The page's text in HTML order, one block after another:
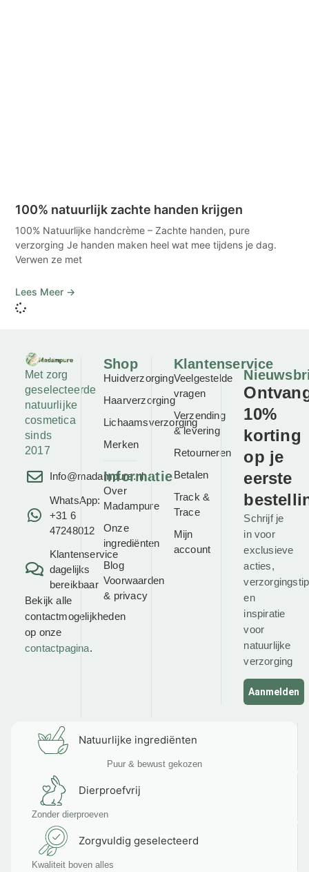
100% natuurlijk zachte handen krijgen
100% Natuurlijke handcrème – Zachte handen, pure
verzorging Je handen maken heel wat mee tijdens je dag.
Verwen ze met
Lees Meer →
Met zorg
geselecteerde
natuurlijke
cosmetica
sinds
2017
Info@madampure.nl
WhatsApp:
+31 6
47248012
Klantenservice
dagelijks
bereikbaar
Bekijk alle
contactmogelijkheden
op onze
contactpagina.
Shop
Huidverzorging
Haarverzorging
Lichaamsverzorging
Merken
Informatie
Over
Madampure
Onze
ingrediënten
Blog
Voorwaarden
& privacy
Klantenservice
Veelgestelde
vragen
Verzending
& levering
Retourneren
Betalen
Track &
Trace
Mijn
account
10%
korting
op je
eerste
Schrijf je
in voor
exclusieve
acties,
en
inspiratie
voor
natuurlijke
verzorging
Aanmelden
Natuurlijke ingrediënten
Puur & bewust gekozen
Dierproefvrij
Zonder dierproeven
Zorgvuldig geselecteerd
Kwaliteit boven alles